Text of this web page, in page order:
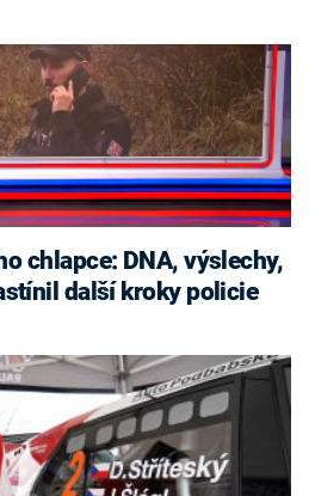
další kroky policie